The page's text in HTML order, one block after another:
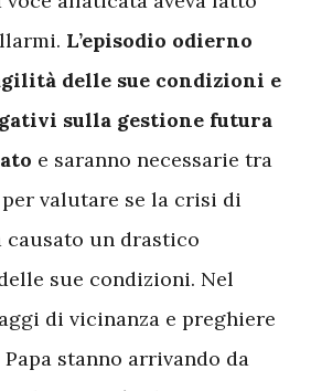
L’episodio odierno
delle sue condizioni e
sulla gestione futura
e saranno necessarie tra
valutare se la crisi di
causato un drastico
sue condizioni. Nel
di vicinanza e preghiere
stanno arrivando da